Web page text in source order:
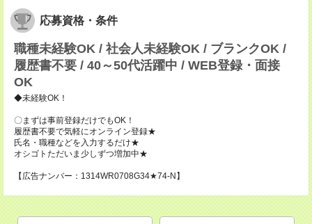
応募資格・条件
職種未経験OK / 社会人未経験OK / ブランクOK /
履歴書不要 / 40～50代活躍中 / WEB登録・面接
OK
◆未経験OK！
〇まずは事前登録だけでもOK！
履歴書不要で気軽にオンライン登録★
氏名・職種などを入力するだけ★
オシゴトただいま少しずつ増加中★
【広告ナンバー：1314WR0708G34★74-N】